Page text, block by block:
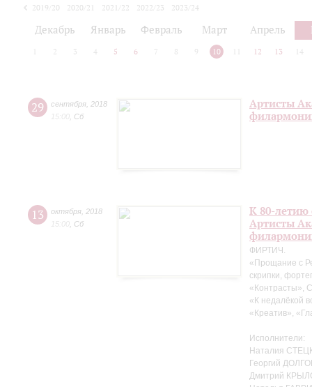
2019/20 2020/21 2021/22 2022/23
2023/24
Декабрь Январь Февраль Март Апрель
2 3 4 5 6 7 8 9 10 12 13 14
29 сентября 2018
15:00 Сб
Артисты
13 октября 2018
15:00 Сб
К 80-летию
Артисты
ФИРТИЧ.
«Прощание с
скрипки,
«Контрасты»,
«К недалёкой
«Креатив»,
Исполнители:
Наталия
Георгий
Дмитрий